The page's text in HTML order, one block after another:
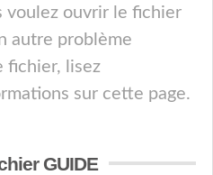
voulez ouvrir le fichier
autre problème
fichier, lisez
sur cette page.
GUIDE